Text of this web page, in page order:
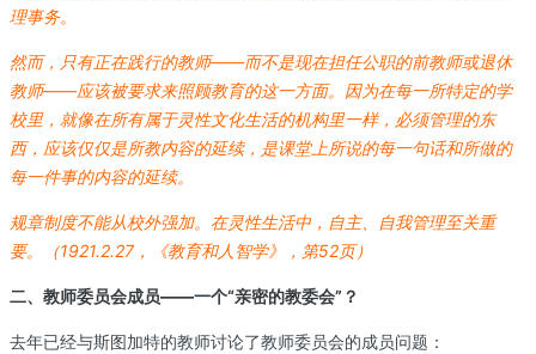
理事务。
然而，只有正在践行的教师——而不是现在担任公职的前教师或退休
教师——应该被要求来照顾教育的这一方面。因为在每一所特定的学
校里，就像在所有属于灵性文化生活的机构里一样，必须管理的东
西，应该仅仅是所教内容的延续，是课堂上所说的每一句话和所做的
每一件事的内容的延续。
规章制度不能从校外强加。在灵性生活中，自主、自我管理至关重
要。（1921.2.27，《教育和人智学》，第52页）
二、教师委员会成员——一个“亲密的教委会”？
去年已经与斯图加特的教师讨论了教师委员会的成员问题：